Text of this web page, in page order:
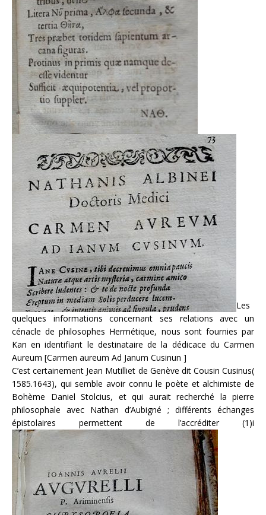
Les
quelques informations concernant ses relations avec un
cénacle de philosophes Hermétique, nous sont fournies par
Kan en identifiant le destinataire de la dédicace du Carmen
Aureum [Carmen aureum Ad Janum Cusinun ]
C’est certainement Jean Mutilliet de Genève dit Cousin Cusinus(
1585.1643), qui semble avoir connu le poète et alchimiste de
Bohème Daniel Stolcius, et qui aurait recherché la pierre
philosophale avec Nathan d’Aubigné ; différents échanges
épistolaires permettent de l’accréditer (1)i